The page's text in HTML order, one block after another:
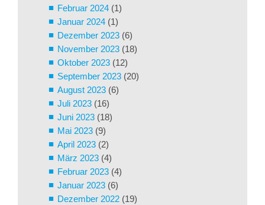
Februar 2024 (1)
Januar 2024 (1)
Dezember 2023 (6)
November 2023 (18)
Oktober 2023 (12)
September 2023 (20)
August 2023 (6)
Juli 2023 (16)
Juni 2023 (18)
Mai 2023 (9)
April 2023 (2)
März 2023 (4)
Februar 2023 (4)
Januar 2023 (6)
Dezember 2022 (19)